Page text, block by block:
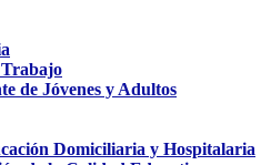
de Jóvenes y Adultos
Domiciliaria y Hospitalaria